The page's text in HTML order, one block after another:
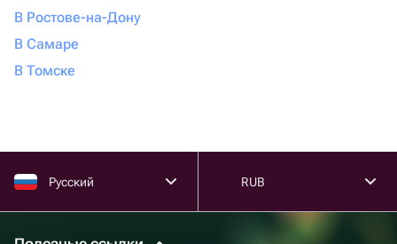
В Ростове-на-Дону
В Самаре
В Томске
Русский RUB